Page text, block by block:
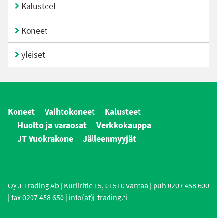
Kalusteet
Koneet
yleiset
Koneet Vaihtokoneet
Kalusteet
Huolto ja varaosat
Verkkokauppa
JT Vuokrakone
Jälleenmyyjät
Oy J-Trading Ab | Kuriiritie 15, 01510 Vantaa | puh 0207 458 600
| fax 0207 458 650 | info(at)j-trading.fi